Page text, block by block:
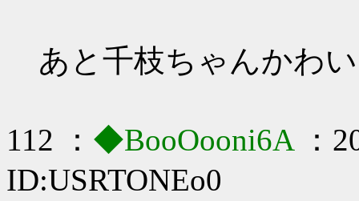
あと千枝ちゃんかわ
112 ： ◆BooOooni6A
：
ID:USRTONEo0